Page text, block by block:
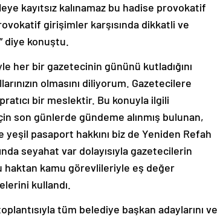
kayıtsız kalınamaz bu hadise provokatif
girişimler karşısında dikkatli ve
diye konuştu.
her bir gazetecinin gününü kutladığını
olmasını diliyorum. Gazetecilere
bir meslektir. Bu konuyla ilgili
son günlerde gündeme alınmış bulunan,
pasaport hakkını biz de Yeniden Refah
seyahat var dolayısıyla gazetecilerin
haktan kamu görevlileriyle eş değer
kullandı.
tüm belediye başkan adaylarını ve